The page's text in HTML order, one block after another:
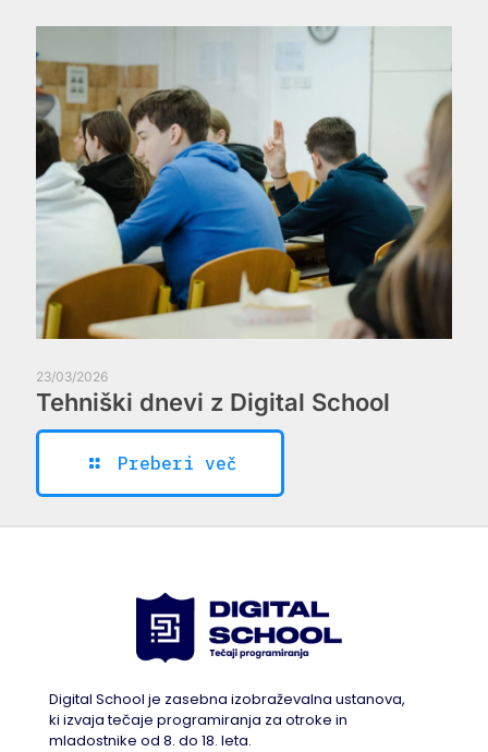
23/03/2026
Tehniški dnevi z Digital School
Preberi več
Digital School je zasebna izobraževalna ustanova,
ki izvaja tečaje programiranja za otroke in
mladostnike od 8. do 18. leta.